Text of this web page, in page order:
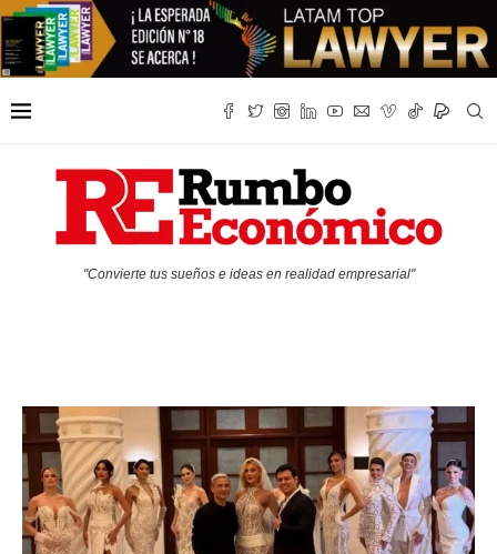
"Convierte tus sueños e ideas en realidad empresarial"